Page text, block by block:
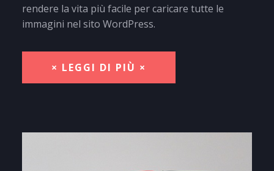
rendere la vita più facile per caricare tutte le
immagini nel sito WordPress.
× LEGGI DI PIÙ ×